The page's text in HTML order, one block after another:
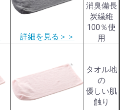
詳細を見る＞＞
消臭備長
炭繊維
100％使
用
タオル地
の
優しい肌
触り